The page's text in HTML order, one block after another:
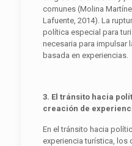
comunes (Molina
Lafuente, 2014). La
política especial para
necesaria para impulsar
basada en experiencias.
3. El tránsito hacia
creación de
En el tránsito hacia
experiencia turística,